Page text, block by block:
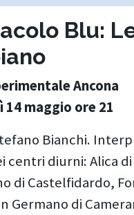
Blu:
Ancona
14 maggio ore 21
Bianchi.
centri diurni: Alica
di Castelfidardo,
Germano di